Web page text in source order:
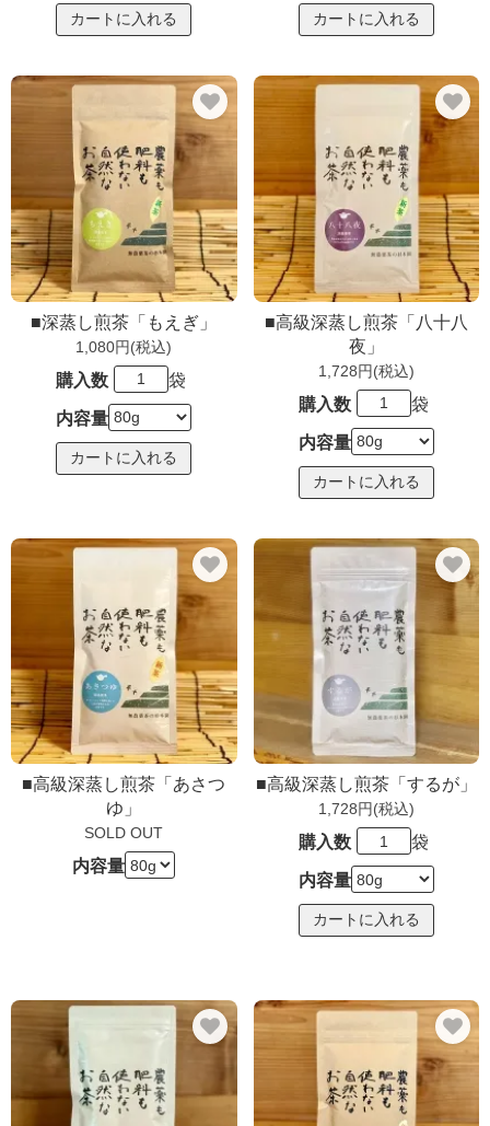
■深蒸し煎茶「もえぎ」
1,080円(税込)
購入数 袋
内容量
■高級深蒸し煎茶「八十八
夜」
1,728円(税込)
購入数 袋
内容量
■高級深蒸し煎茶「あさつ
ゆ」
SOLD OUT
内容量
■高級深蒸し煎茶「するが」
1,728円(税込)
購入数 袋
内容量